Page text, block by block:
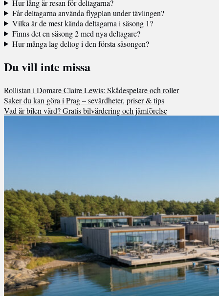
Hur lång är resan för deltagarna?
Får deltagarna använda flygplan under tävlingen?
Vilka är de mest kända deltagarna i säsong 1?
Finns det en säsong 2 med nya deltagare?
Hur många lag deltog i den första säsongen?
Du vill inte missa
Rollistan i Domare Claire Lewis: Skådespelare och roller
Saker du kan göra i Prag – sevärdheter, priser & tips
Vad är bilen värd? Gratis bilvärdering och jämförelse